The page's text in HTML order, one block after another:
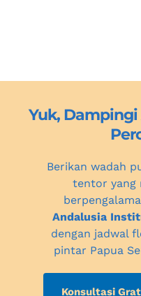
Yuk,
Berikan wadah
tentor yang
Andalusia
dengan jadwal
pintar Papua
Konsultasi